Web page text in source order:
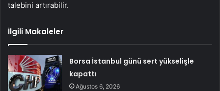
talebini artırabilir.
İlgili Makaleler
Borsa İstanbul günü sert yükselişle
kapattı
Ağustos 6, 2026